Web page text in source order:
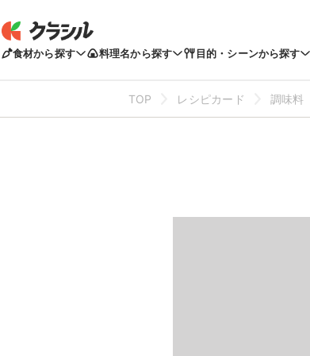
食材から探す 料理名から探す 目的・シーンから探す
TOP レシピカード 調味料